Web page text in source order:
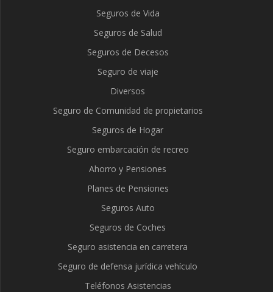
Seguros de Vida
Seguros de Salud
Seguros de Decesos
Seguro de viaje
Diversos
Seguro de Comunidad de propietarios
Seguros de Hogar
Seguro embarcación de recreo
Ahorro y Pensiones
Planes de Pensiones
Seguros Auto
Seguros de Coches
Seguro asistencia en carretera
Seguro de defensa jurídica vehículo
Teléfonos Asistencias